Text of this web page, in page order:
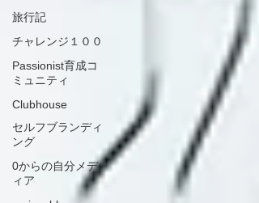
旅行記
チャレンジ１００
Passionist育成コ
ミュニティ
Clubhouse
セルフブランディ
ング
0からの自分メデ
ィア